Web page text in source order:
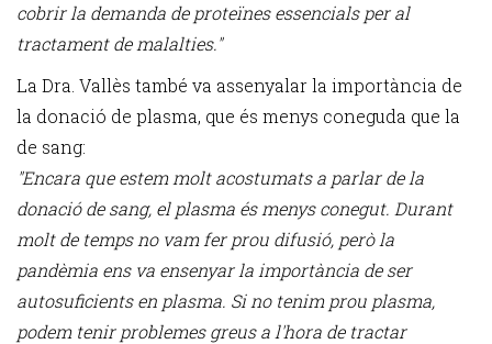
cobrir la demanda de proteïnes essencials per al
tractament de malalties."
La Dra. Vallès també va assenyalar la importància de
la donació de plasma, que és menys coneguda que la
de sang:
"Encara que estem molt acostumats a parlar de la
donació de sang, el plasma és menys conegut. Durant
molt de temps no vam fer prou difusió, però la
pandèmia ens va ensenyar la importància de ser
autosuficients en plasma. Si no tenim prou plasma,
podem tenir problemes greus a l'hora de tractar